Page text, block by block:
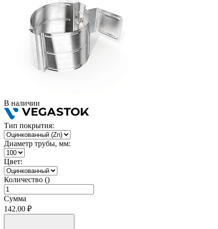
В наличии
Тип покрытия:
Диаметр трубы, мм:
Цвет:
Количество ()
Сумма
142.00 ₽